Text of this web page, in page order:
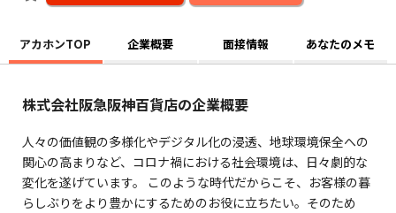
アカホンTOP 企業概要 面接情報 あなたのメモ
株式会社阪急阪神百貨店の企業概要
人々の価値観の多様化やデジタル化の浸透、地球環境保全への
関心の高まりなど、コロナ禍における社会環境は、日々劇的な
変化を遂げています。 このような時代だからこそ、お客様の暮
らしぶりをより豊かにするためのお役に立ちたい。そのため